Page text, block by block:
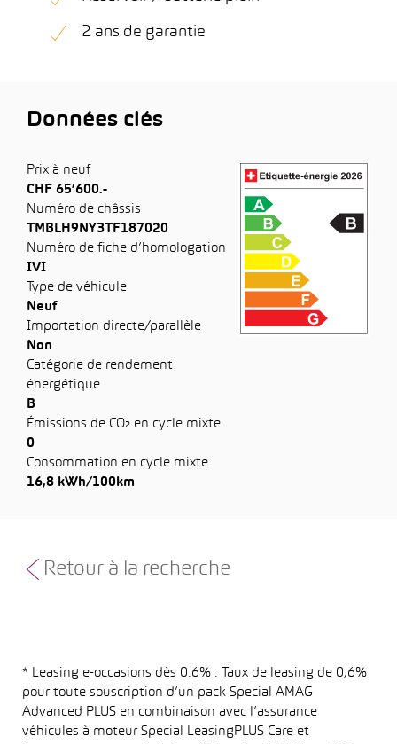
2 ans de garantie
Données clés
Prix à neuf
CHF 65’600.-
Numéro de châssis
TMBLH9NY3TF187020
Numéro de fiche d’homologation
IVI
Type de véhicule
Neuf
Importation directe/parallèle
Non
Catégorie de rendement
énergétique
B
Émissions de CO₂ en cycle mixte
0
Consommation en cycle mixte
16,8 kWh/100km
Retour à la recherche
* Leasing e-occasions dès 0.6% : Taux de leasing de 0,6%
pour toute souscription d’un pack Special AMAG
Advanced PLUS en combinaison avec l’assurance
véhicules à moteur Special LeasingPLUS Care et